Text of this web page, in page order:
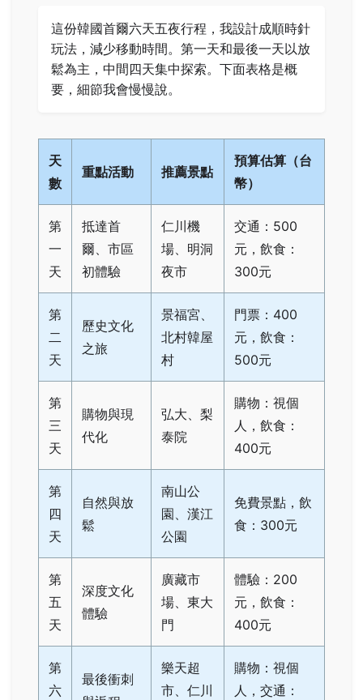
這份韓國首爾六天五夜行程，我設計成順時針
玩法，減少移動時間。第一天和最後一天以放
鬆為主，中間四天集中探索。下面表格是概
要，細節我會慢慢說。
天
數
重點活動 推薦景點
預算估算（台
幣）
第
一
天
抵達首
爾、市區
初體驗
仁川機
場、明洞
夜市
交通：500
元，飲食：
300元
第
二
天
歷史文化
之旅
景福宮、
北村韓屋
村
門票：400
元，飲食：
500元
第
三
天
購物與現
代化
弘大、梨
泰院
購物：視個
人，飲食：
400元
第
四
天
自然與放
鬆
南山公
園、漢江
公園
免費景點，飲
食：300元
第
五
天
深度文化
體驗
廣藏市
場、東大
門
體驗：200
元，飲食：
400元
第
六
最後衝刺
樂天超
市、仁川
購物：視個
人，交通：